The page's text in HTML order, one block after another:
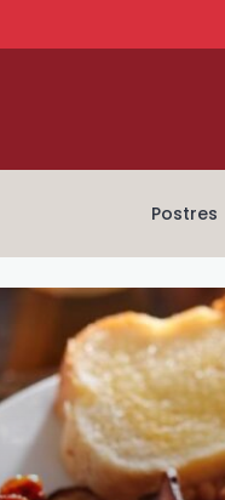
Postres